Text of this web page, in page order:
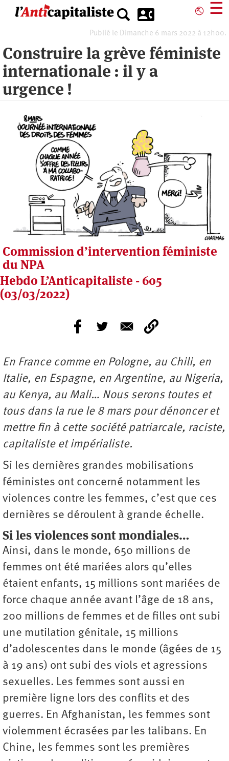
⎋ ☰
Publié le Dimanche 6 mars 2022 à 12h00.
Construire la grève féministe
internationale : il y a
urgence !
Commission d’intervention féministe
du NPA
Hebdo L’Anticapitaliste - 605
(03/03/2022)
En France comme en Pologne, au Chili, en
Italie, en Espagne, en Argentine, au Nigeria,
au Kenya, au Mali… Nous serons toutes et
tous dans la rue le 8 mars pour dénoncer et
mettre fin à cette société patriarcale, raciste,
capitaliste et impérialiste.
Si les dernières grandes mobilisations
féministes ont concerné notamment les
violences contre les femmes, c’est que ces
dernières se déroulent à grande échelle.
Si les violences sont mondiales…
Ainsi, dans le monde, 650 millions de
femmes ont été mariées alors qu’elles
étaient enfants, 15 millions sont mariées de
force chaque année avant l’âge de 18 ans,
200 millions de femmes et de filles ont subi
une mutilation génitale, 15 millions
d’adolescentes dans le monde (âgées de 15
à 19 ans) ont subi des viols et agressions
sexuelles. Les femmes sont aussi en
première ligne lors des conflits et des
guerres. En Afghanistan, les femmes sont
violemment écrasées par les talibans. En
Chine, les femmes sont les premières